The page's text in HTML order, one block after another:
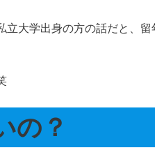
立大学出身の方の話だと、
の？